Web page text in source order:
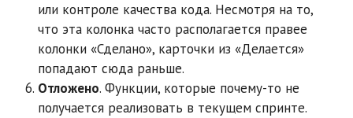
или контроле качества кода. Несмотря на то,
что эта колонка часто располагается правее
колонки «Сделано», карточки из «Делается»
попадают сюда раньше.
Отложено. Функции, которые почему-то не
получается реализовать в текущем спринте.